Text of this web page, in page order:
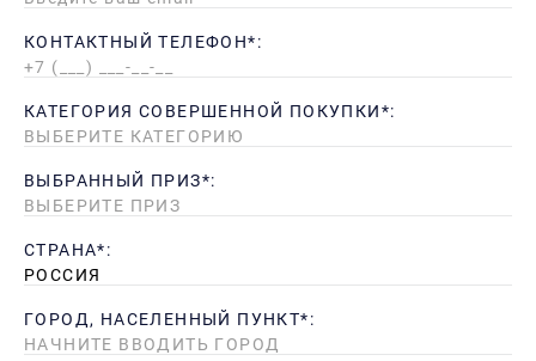
КОНТАКТНЫЙ ТЕЛЕФОН*:
КАТЕГОРИЯ СОВЕРШЕННОЙ ПОКУПКИ*:
ВЫБРАННЫЙ ПРИЗ*:
СТРАНА*:
ГОРОД, НАСЕЛЕННЫЙ ПУНКТ*: